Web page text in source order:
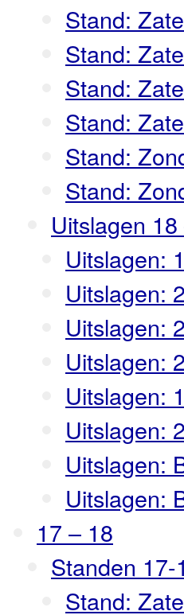
Stand:
Stand:
Stand:
Stand:
Stand:
Stand:
Uitslagen
Uitslagen:
Uitslagen:
Uitslagen:
Uitslagen:
Uitslagen:
Uitslagen:
Uitslagen:
Uitslagen:
17 – 18
Standen 17-
Stand: